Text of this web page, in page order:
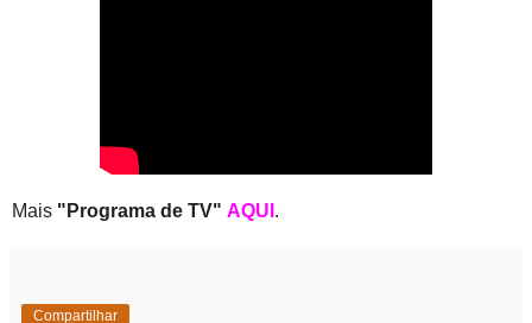
Mais "Programa de TV" AQUI .
Compartilhar